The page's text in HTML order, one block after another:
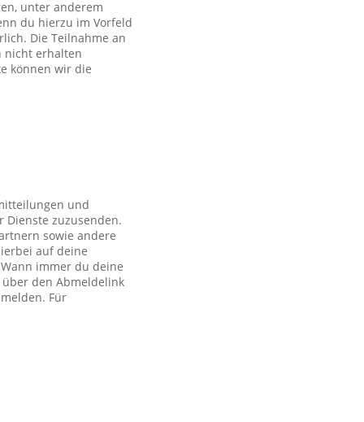
unter anderem
du hierzu im Vorfeld
Die Teilnahme an
nicht erhalten
können wir die
und
Dienste zuzusenden.
sowie andere
auf deine
immer du deine
den Abmeldelink
Für